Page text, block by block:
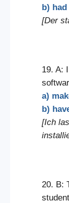
b) had
[Der
19. A: I
a)
b)
[Ich
20. B: